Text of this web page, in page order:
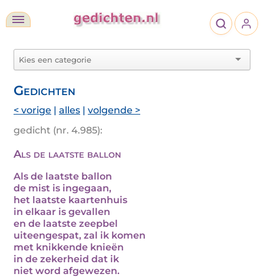
Gedichten
< vorige | alles | volgende >
gedicht (nr. 4.985):
Als de laatste ballon
Als de laatste ballon
de mist is ingegaan,
het laatste kaartenhuis
in elkaar is gevallen
en de laatste zeepbel
uiteengespat, zal ik komen
met knikkende knieën
in de zekerheid dat ik
niet word afgewezen.